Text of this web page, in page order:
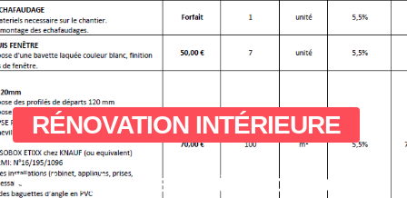
RÉNOVATION INTÉRIEURE
Estimation des coûts pour le